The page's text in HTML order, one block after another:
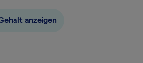
anzeigen